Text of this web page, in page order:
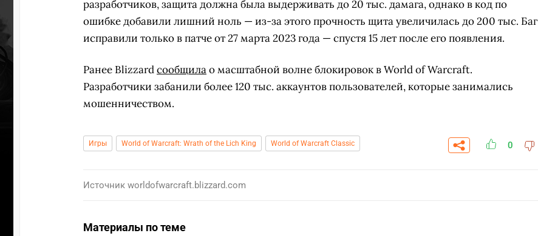
разработчиков, защита должна была выдерживать до 20 тыс. дамага, однако в код по
ошибке добавили лишний ноль — из-за этого прочность щита увеличилась до 200 тыс. Баг
исправили только в патче от 27 марта 2023 года — спустя 15 лет после его появления.
Ранее Blizzardсообщилао масштабной волне блокировок в World of Warcraft.
Разработчики забанили более 120 тыс. аккаунтов пользователей, которые занимались
мошенничеством.
Игры World of Warcraft: Wrath of the Lich King World of Warcraft Classic 0
Источник worldofwarcraft.blizzard.com
Материалы по теме